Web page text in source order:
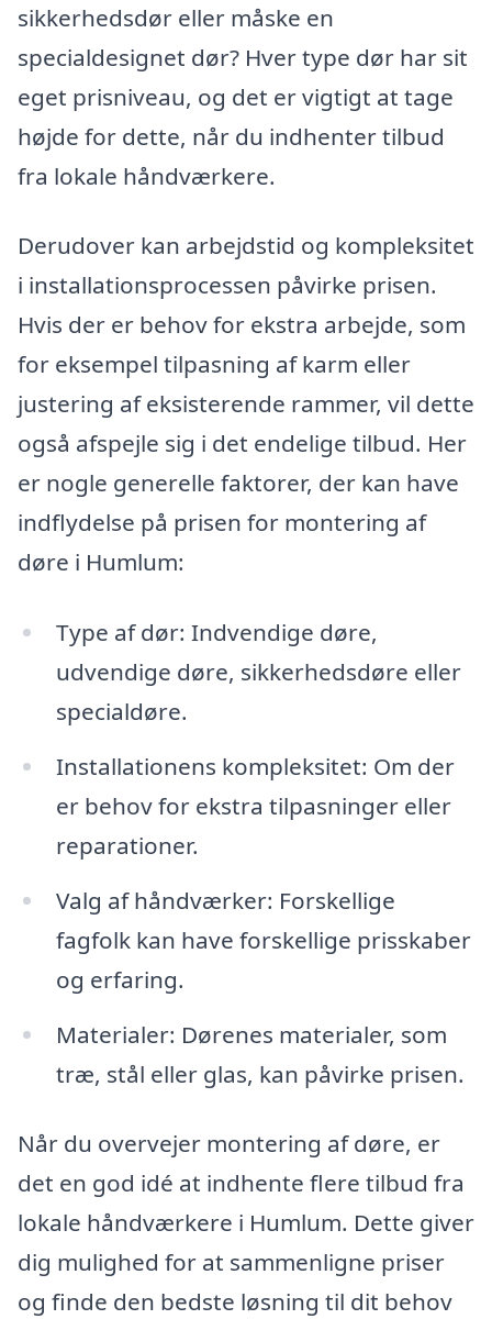
sikkerhedsdør eller måske en
specialdesignet dør? Hver type dør har sit
eget prisniveau, og det er vigtigt at tage
højde for dette, når du indhenter tilbud
fra lokale håndværkere.
Derudover kan arbejdstid og kompleksitet
i installationsprocessen påvirke prisen.
Hvis der er behov for ekstra arbejde, som
for eksempel tilpasning af karm eller
justering af eksisterende rammer, vil dette
også afspejle sig i det endelige tilbud. Her
er nogle generelle faktorer, der kan have
indflydelse på prisen for montering af
døre i Humlum:
Type af dør: Indvendige døre,
udvendige døre, sikkerhedsdøre eller
specialdøre.
Installationens kompleksitet: Om der
er behov for ekstra tilpasninger eller
reparationer.
Valg af håndværker: Forskellige
fagfolk kan have forskellige prisskaber
og erfaring.
Materialer: Dørenes materialer, som
træ, stål eller glas, kan påvirke prisen.
Når du overvejer montering af døre, er
det en god idé at indhente flere tilbud fra
lokale håndværkere i Humlum. Dette giver
dig mulighed for at sammenligne priser
og finde den bedste løsning til dit behov